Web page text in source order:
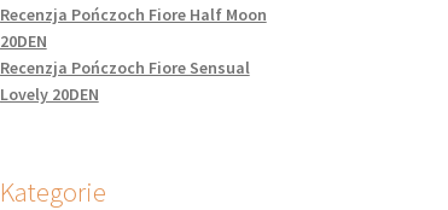
Recenzja Pończoch Fiore Half Moon
20DEN
Recenzja Pończoch Fiore Sensual
Lovely 20DEN
Kategorie